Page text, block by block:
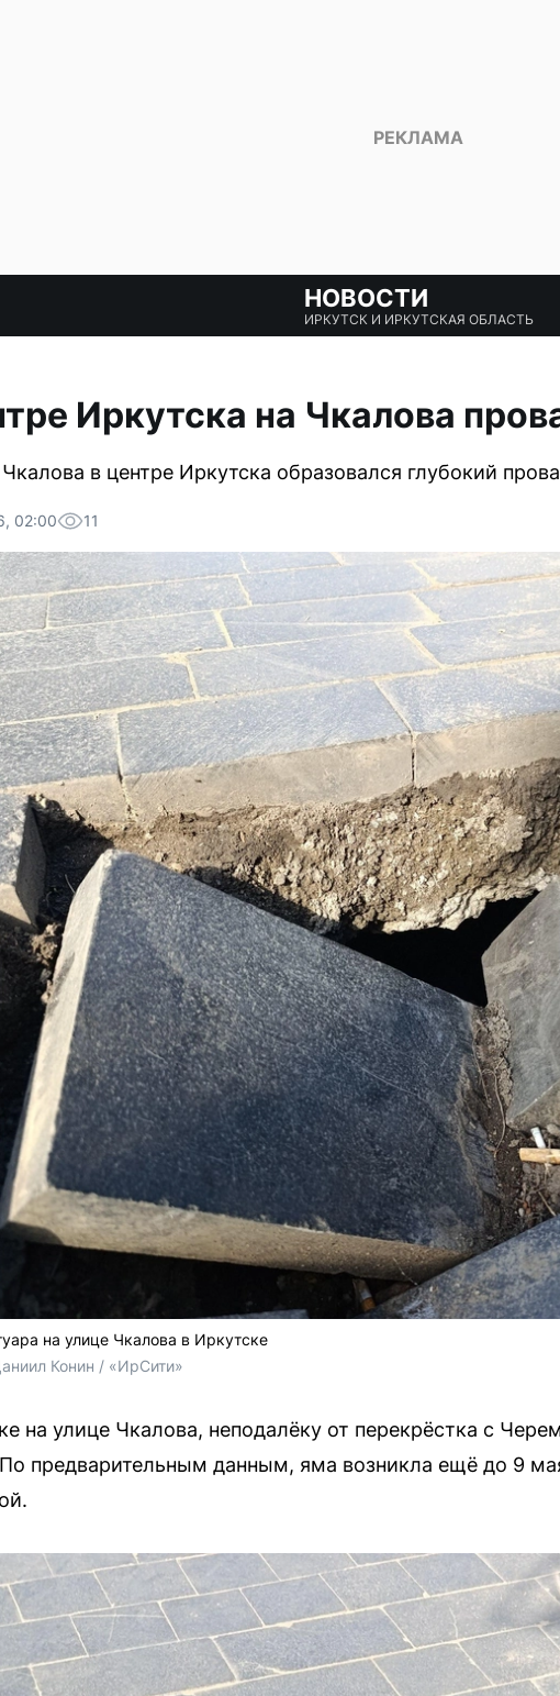
НОВОСТИ
ИРКУТСК И ИРКУТСКАЯ ОБЛАСТЬ
Иркутска на Чкалова
в центре Иркутска образовался глубокий
02:00 11
на улице Чкалова в Иркутске
Конин / «ИрСити»
на улице Чкалова, неподалёку от перекрёстка с
предварительным данным, яма возникла ещё до 9